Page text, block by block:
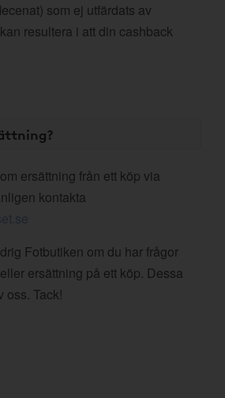
som ej utfärdats av
resultera i att din cashback
ersättning från ett köp via
kontakta
Fotbutiken om du har frågor
ersättning på ett köp. Dessa
oss. Tack!